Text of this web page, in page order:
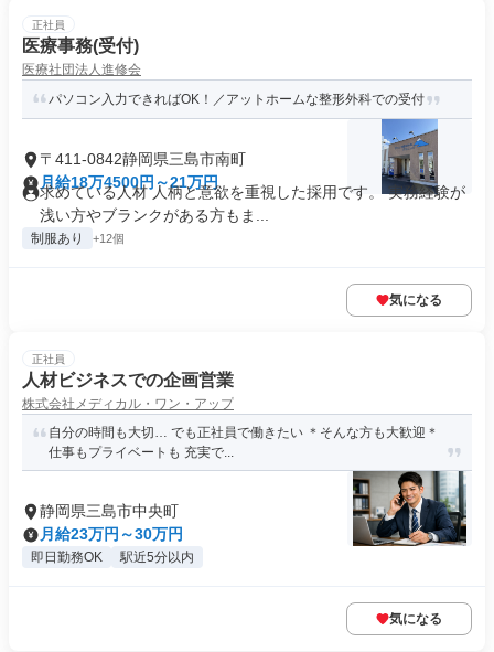
正社員
医療事務(受付)
医療社団法人進修会
パソコン入力できればOK！／アットホームな整形外科での受付
〒411-0842静岡県三島市南町
月給18万4500円～21万円
求めている人材 人柄と意欲を重視した採用です。 実務経験が
浅い方やブランクがある方もま...
制服あり +12個
気になる
正社員
人材ビジネスでの企画営業
株式会社メディカル・ワン・アップ
自分の時間も大切… でも正社員で働きたい ＊そんな方も大歓迎＊
仕事もプライベートも 充実で...
静岡県三島市中央町
月給23万円～30万円
即日勤務OK 駅近5分以内
気になる